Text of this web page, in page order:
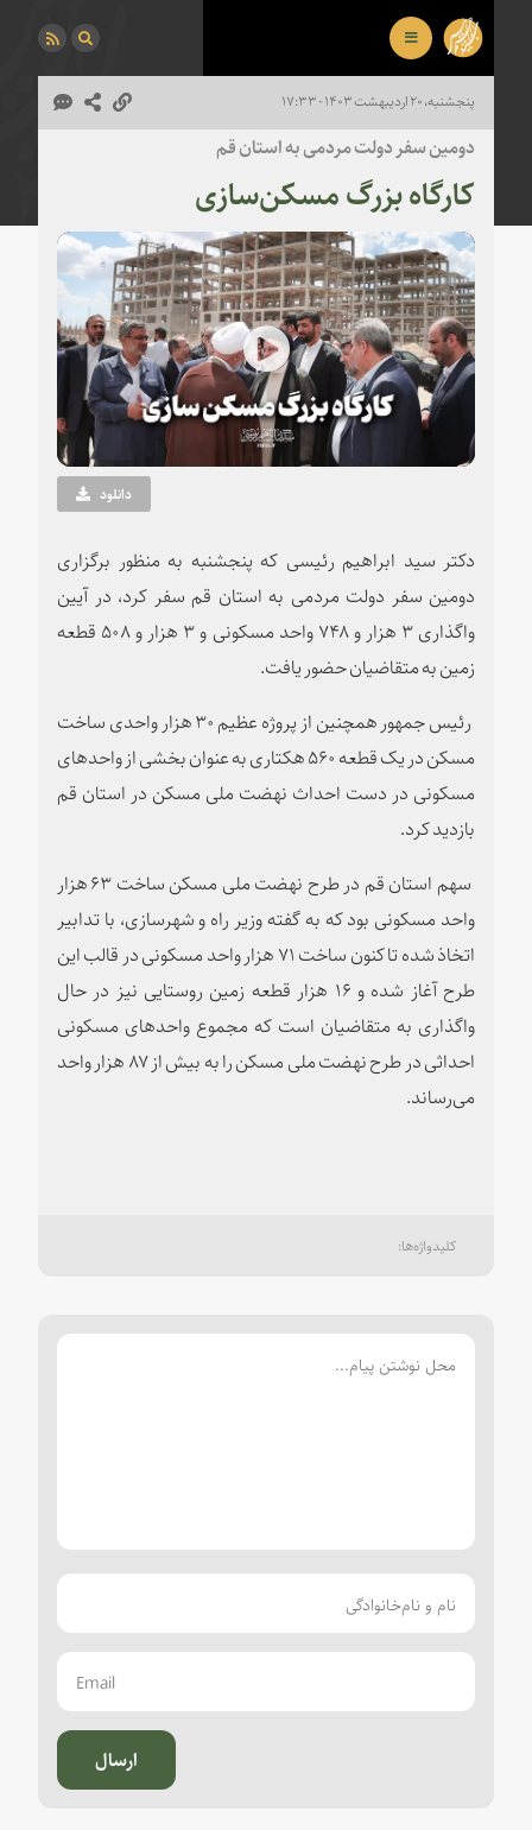
پنجشنبه، ۲۰ اردیبهشت ۱۴۰۳ - ۱۷:۳۳
دومین سفر دولت مردمی به استان قم
کارگاه بزرگ مسکن‌سازی
Play
Video دانلود
دکتر سید ابراهیم رئیسی که پنجشنبه به منظور برگزاری
دومین سفر دولت مردمی به استان قم سفر کرد، در آیین
واگذاری ۳ هزار و ۷۴۸ واحد مسکونی و ۳ هزار و ۵۰۸ قطعه
زمین به متقاضیان حضور یافت.
رئیس جمهور همچنین از پروژه عظیم ۳۰ هزار واحدی ساخت
مسکن در یک قطعه ۵۶۰ هکتاری به عنوان بخشی از واحدهای
مسکونی در دست احداث نهضت ملی مسکن در استان قم
بازدید کرد.
سهم استان قم در طرح نهضت ملی مسکن ساخت ۶۳ هزار
واحد مسکونی بود که به گفته وزیر راه و شهرسازی، با تدابیر
اتخاذ شده تا کنون ساخت ۷۱ هزار واحد مسکونی در قالب این
طرح آغاز شده و ۱۶ هزار قطعه زمین روستایی نیز در حال
واگذاری به متقاضیان است که مجموع واحدهای مسکونی
احداثی در طرح نهضت ملی مسکن را به بیش از ۸۷ هزار واحد
می‌رساند.
ارسال